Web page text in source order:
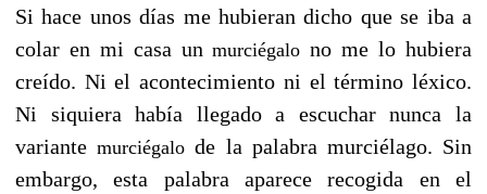
Si hace unos días me hubieran dicho que se iba a
colar en mi casa unmurciégalo no me lo hubiera
creído. Ni el acontecimiento ni el término léxico.
Ni siquiera había llegado a escuchar nunca la
variantemurciégalo de la palabra murciélago. Sin
embargo, esta palabra aparece recogida en el